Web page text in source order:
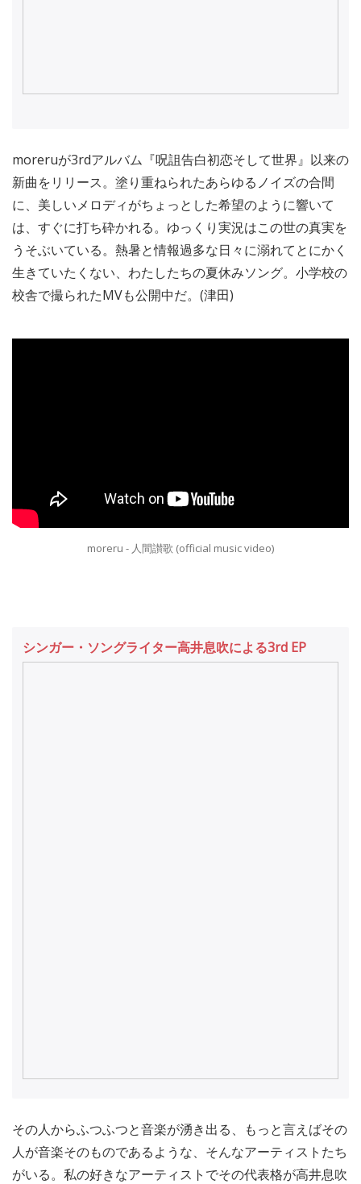
moreruが3rdアルバム『呪詛告白初恋そして世界』以来の
新曲をリリース。塗り重ねられたあらゆるノイズの合間
に、美しいメロディがちょっとした希望のように響いて
は、すぐに打ち砕かれる。ゆっくり実況はこの世の真実を
うそぶいている。熱暑と情報過多な日々に溺れてとにかく
生きていたくない、わたしたちの夏休みソング。小学校の
校舎で撮られたMVも公開中だ。(津田)
moreru - 人間讃歌 (official music video)
シンガー・ソングライター高井息吹による3rd EP
その人からふつふつと音楽が湧き出る、もっと言えばその
人が音楽そのものであるような、そんなアーティストたち
がいる。私の好きなアーティストでその代表格が高井息吹